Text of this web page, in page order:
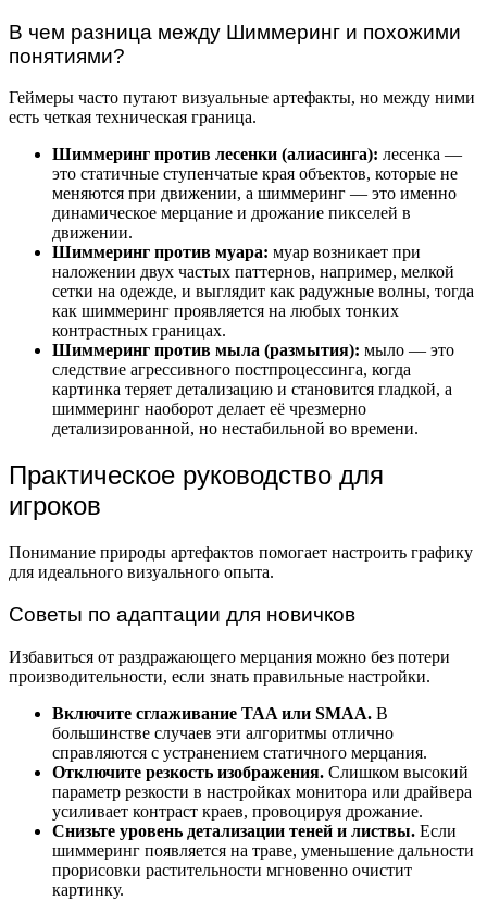
В чем разница между Шиммеринг и похожими
понятиями?
Геймеры часто путают визуальные артефакты, но между ними
есть четкая техническая граница.
Шиммеринг против лесенки (алиасинга): лесенка —
это статичные ступенчатые края объектов, которые не
меняются при движении, а шиммеринг — это именно
динамическое мерцание и дрожание пикселей в
движении.
Шиммеринг против муара: муар возникает при
наложении двух частых паттернов, например, мелкой
сетки на одежде, и выглядит как радужные волны, тогда
как шиммеринг проявляется на любых тонких
контрастных границах.
Шиммеринг против мыла (размытия): мыло — это
следствие агрессивного постпроцессинга, когда
картинка теряет детализацию и становится гладкой, а
шиммеринг наоборот делает её чрезмерно
детализированной, но нестабильной во времени.
Практическое руководство для
игроков
Понимание природы артефактов помогает настроить графику
для идеального визуального опыта.
Советы по адаптации для новичков
Избавиться от раздражающего мерцания можно без потери
производительности, если знать правильные настройки.
Включите сглаживание TAA или SMAA. В
большинстве случаев эти алгоритмы отлично
справляются с устранением статичного мерцания.
Отключите резкость изображения. Слишком высокий
параметр резкости в настройках монитора или драйвера
усиливает контраст краев, провоцируя дрожание.
Снизьте уровень детализации теней и листвы. Если
шиммеринг появляется на траве, уменьшение дальности
прорисовки растительности мгновенно очистит
картинку.